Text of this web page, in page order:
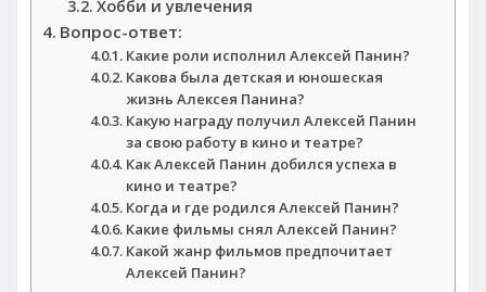
Хобби и увлечения
Вопрос-ответ:
Какие роли исполнил Алексей Панин?
Какова была детская и юношеская
жизнь Алексея Панина?
Какую награду получил Алексей Панин
за свою работу в кино и театре?
Как Алексей Панин добился успеха в
кино и театре?
Когда и где родился Алексей Панин?
Какие фильмы снял Алексей Панин?
Какой жанр фильмов предпочитает
Алексей Панин?